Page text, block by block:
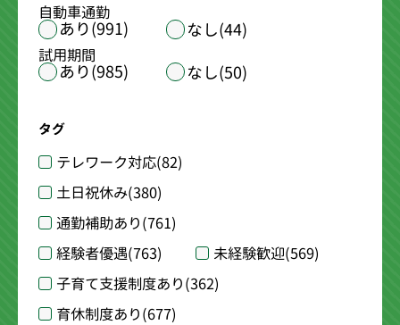
自動車通勤
あり(991) なし(44)
試用期間
あり(985) なし(50)
タグ
テレワーク対応(82)
土日祝休み(380)
通勤補助あり(761)
経験者優遇(763) 未経験歓迎(569)
子育て支援制度あり(362)
育休制度あり(677)